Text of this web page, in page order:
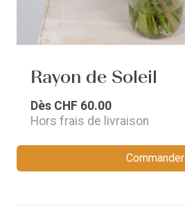
Rayon de Soleil
Dès CHF 60.00
Hors frais de livraison
Commander